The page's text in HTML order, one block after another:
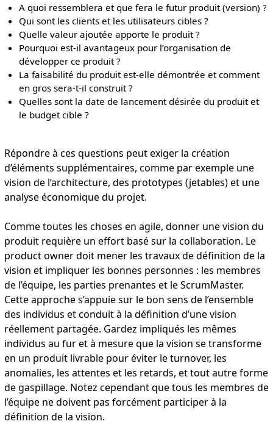
A quoi ressemblera et que fera le futur produit (version) ?
Qui sont les clients et les utilisateurs cibles ?
Quelle valeur ajoutée apporte le produit ?
Pourquoi est-il avantageux pour l’organisation de
développer ce produit ?
La faisabilité du produit est-elle démontrée et comment
en gros sera-t-il construit ?
Quelles sont la date de lancement désirée du produit et
le budget cible ?
Répondre à ces questions peut exiger la création
d’éléments supplémentaires, comme par exemple une
vision de l’architecture, des prototypes (jetables) et une
analyse économique du projet.
Comme toutes les choses en agile, donner une vision du
produit requière un effort basé sur la collaboration. Le
product owner doit mener les travaux de définition de la
vision et impliquer les bonnes personnes : les membres
de l’équipe, les parties prenantes et le ScrumMaster.
Cette approche s’appuie sur le bon sens de l’ensemble
des individus et conduit à la définition d’une vision
réellement partagée. Gardez impliqués les mêmes
individus au fur et à mesure que la vision se transforme
en un produit livrable pour éviter le turnover, les
anomalies, les attentes et les retards, et tout autre forme
de gaspillage. Notez cependant que tous les membres de
l’équipe ne doivent pas forcément participer à la
définition de la vision.